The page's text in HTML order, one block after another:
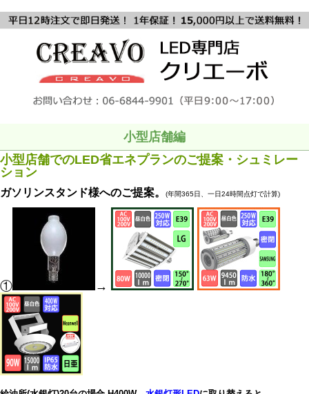
小型店舗編
小型店舗でのLED省エネプランのご提案・シュミレー
ション
ガソリンスタンド様へのご提案。 (年間365日、一日24時間点灯で計算)
① →